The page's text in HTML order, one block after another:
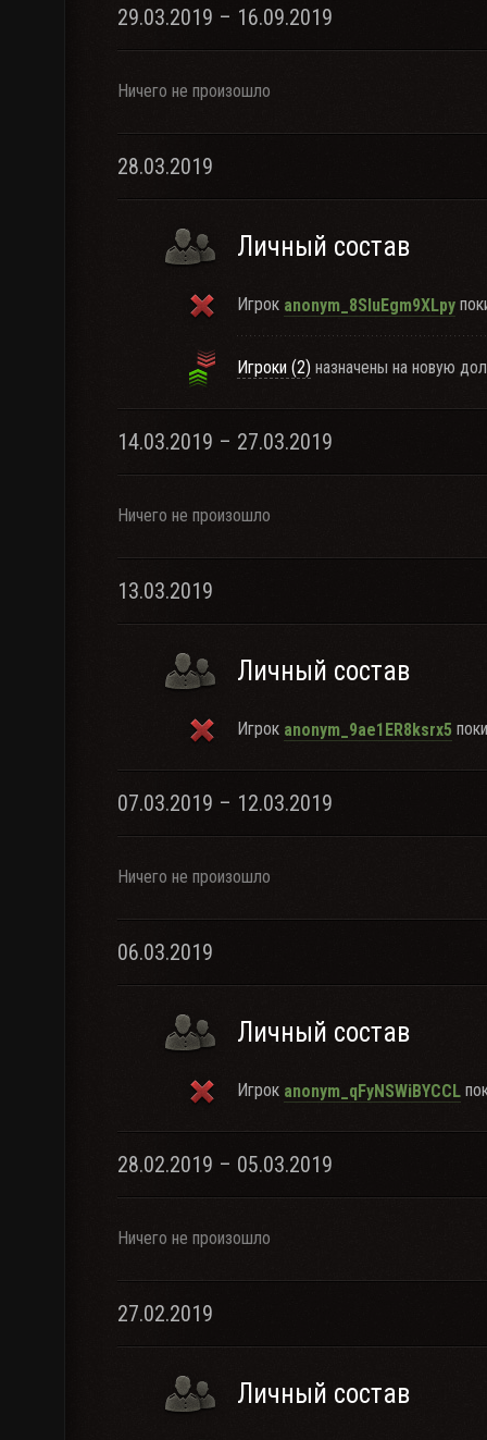
29.03.2019 – 16.09.2019
Ничего не произошло
28.03.2019
Личный состав
Игрок anonym_8SIuEgm9XLpy
Игроки (2) назначены на новую
14.03.2019 – 27.03.2019
Ничего не произошло
13.03.2019
Личный состав
Игрок anonym_9ae1ER8ksrx5
07.03.2019 – 12.03.2019
Ничего не произошло
06.03.2019
Личный состав
Игрок anonym_qFyNSWiBYCCL
28.02.2019 – 05.03.2019
Ничего не произошло
27.02.2019
Личный состав